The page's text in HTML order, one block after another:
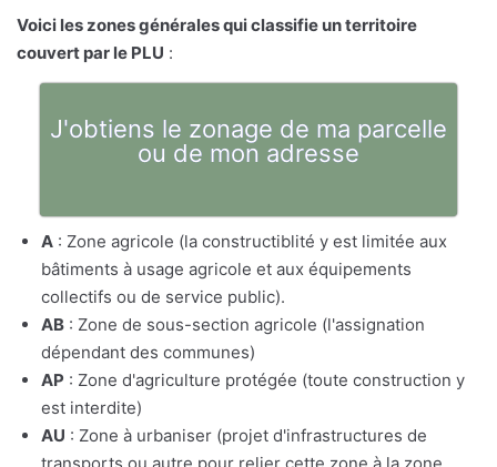
Voici les zones générales qui classifie un territoire
couvert par le PLU :
J'obtiens le zonage de ma parcelle
ou de mon adresse
A : Zone agricole (la constructiblité y est limitée aux
bâtiments à usage agricole et aux équipements
collectifs ou de service public).
AB : Zone de sous-section agricole (l'assignation
dépendant des communes)
AP : Zone d'agriculture protégée (toute construction y
est interdite)
AU : Zone à urbaniser (projet d'infrastructures de